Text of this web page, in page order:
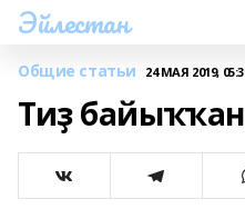
Эйлестан
Общие статьи 24 МАЯ 2019,
Тиҙ